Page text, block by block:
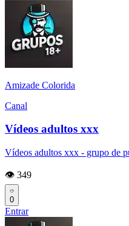
Amizade Colorida
Canal
Vídeos adultos xxx
Vídeos adultos xxx - grupo de
👁️ 349
0
Entrar